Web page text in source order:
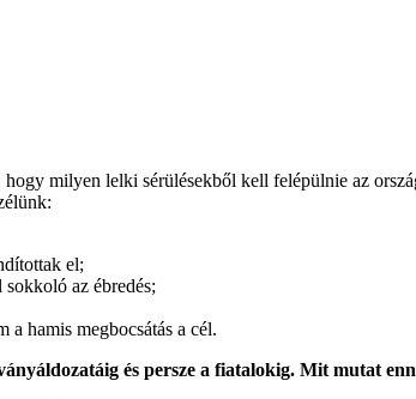
milyen lelki sérülésekből kell felépülnie az
el;
az ébredés;
a hamis megbocsátás a cél.
és persze a fiatalokig. Mit mutat